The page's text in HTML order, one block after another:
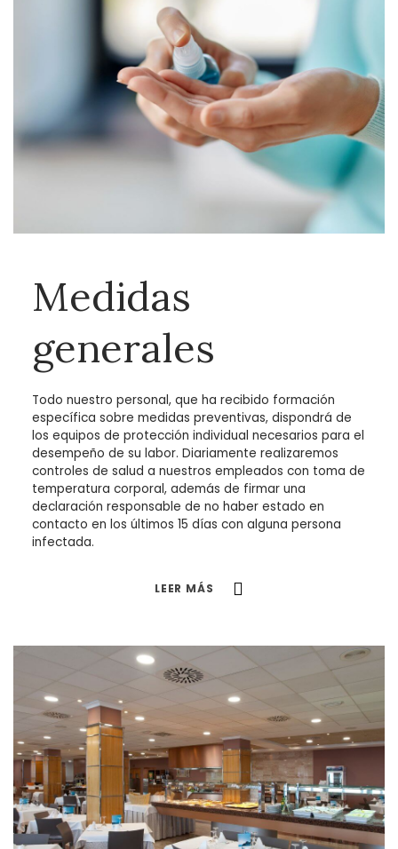
Medidas
generales
Todo nuestro personal, que ha recibido formación
específica sobre medidas preventivas, dispondrá de
los equipos de protección individual necesarios para el
desempeño de su labor. Diariamente realizaremos
controles de salud a nuestros empleados con toma de
temperatura corporal, además de firmar una
declaración responsable de no haber estado en
contacto en los últimos 15 días con alguna persona
infectada.
LEER MÁS